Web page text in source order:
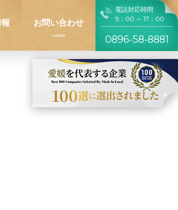
お問い合わせ
電話対応時間
9：00 ～ 17：00
0896-58-8881